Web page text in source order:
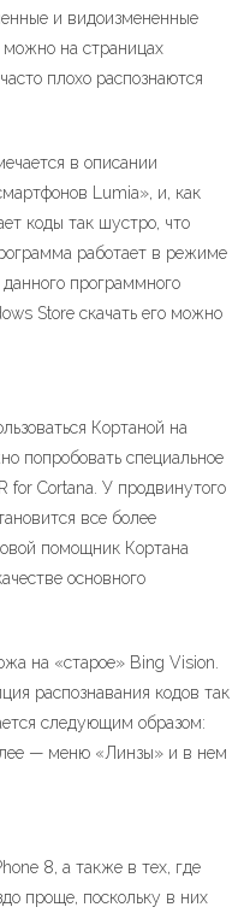
и видоизмененные
можно на страницах
плохо распознаются
в описании
Lumia», и, как
коды так шустро, что
работает в режиме
программного
Store скачать его можно
Кортаной на
попробовать специальное
for Cortana. У продвинутого
все более
помощник Кортана
основного
на «старое» Bing Vision.
распознавания кодов так
следующим образом:
— меню «Линзы» и в нем
8, а также в тех, где
проще, поскольку в них